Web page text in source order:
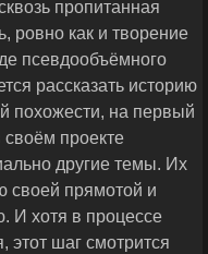
пропитанная
ровно как и творение
псевдообъёмного
рассказать историю
похожести, на первый
своём проекте
другие темы. Их
своей прямотой и
И хотя в процессе
этот шаг смотрится